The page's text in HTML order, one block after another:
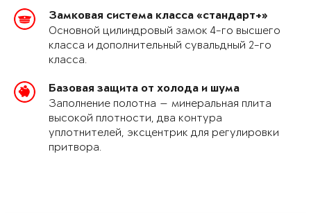
Замковая система класса «стандарт+»
Основной цилиндровый замок 4-го высшего
класса и дополнительный сувальдный 2-го
класса.
Базовая защита от холода и шума
Заполнение полотна — минеральная плита
высокой плотности, два контура
уплотнителей, эксцентрик для регулировки
притвора.